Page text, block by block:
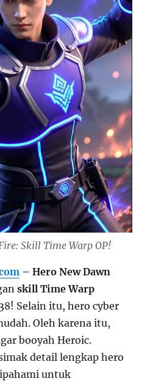
Skill Time Warp OP!
– Hero New Dawn
skill Time Warp
Selain itu, hero cyber
Oleh karena itu,
booyah Heroic.
detail lengkap hero
untuk